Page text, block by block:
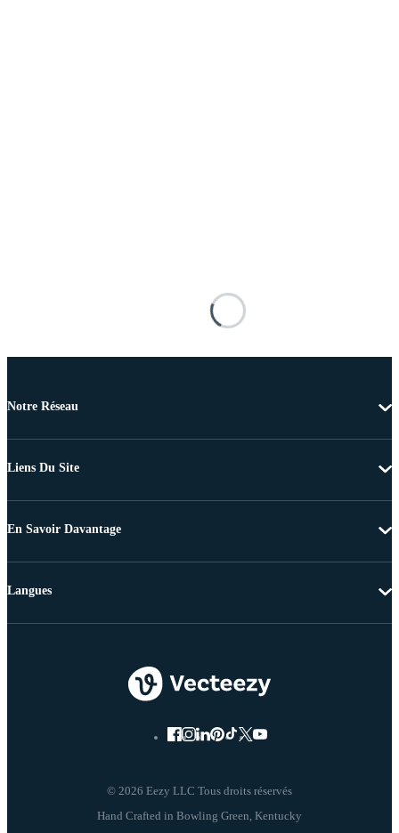
Notre Réseau
Liens Du Site
En Savoir Davantage
© 2026 Eezy LLC Tous droits réservés
Langues